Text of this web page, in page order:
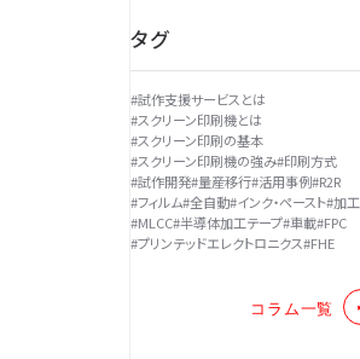
タグ
#試作支援サービスとは
#スクリーン印刷機とは
#スクリーン印刷の基本
#スクリーン印刷機の強み#印刷方式
#試作開発#量産移行#活用事例#R2R
#フィルム#全自動#インク・ペースト#加工
#MLCC#半導体加工テープ#車載#FPC
#プリンテッドエレクトロニクス#FHE
コラム一覧